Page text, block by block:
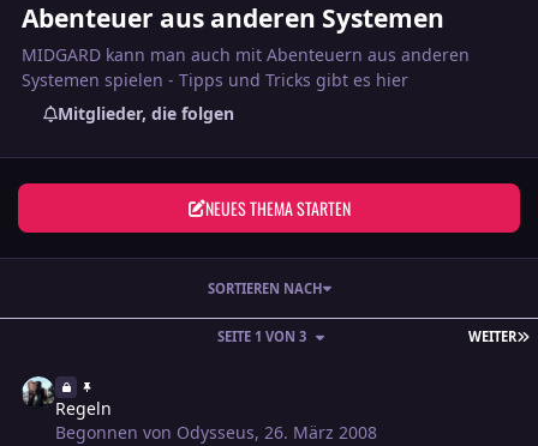
Abenteuer aus anderen Systemen
MIDGARD kann man auch mit Abenteuern aus anderen
Systemen spielen - Tipps und Tricks gibt es hier
Mitglieder, die folgen
NEUES THEMA STARTEN
WEITER
SEITE 1 VON 3
SORTIEREN NACH
Regeln
Begonnen von Odysseus,26. März 2008